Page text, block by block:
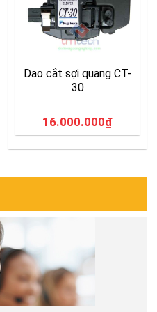
Dao cắt sợi quang CT-
30
16.000.000₫